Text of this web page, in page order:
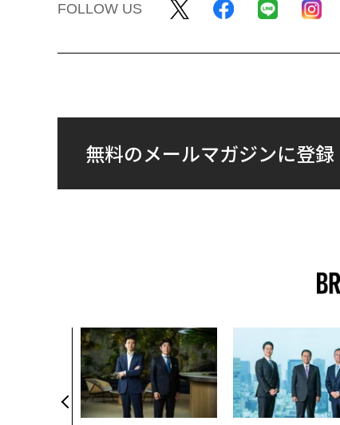
FOLLOW US
無料のメールマガジンに登録